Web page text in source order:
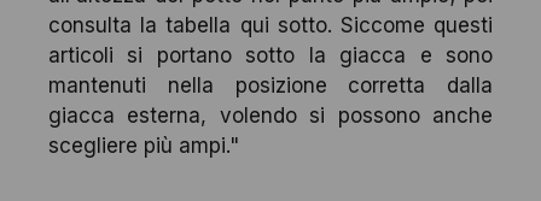
consulta la tabella qui sotto. Siccome questi
articoli si portano sotto la giacca e sono
mantenuti nella posizione corretta dalla
giacca esterna, volendo si possono anche
scegliere più ampi."